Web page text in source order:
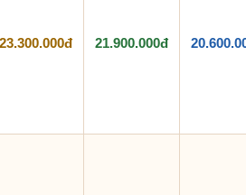
23.300.000đ 21.900.000đ